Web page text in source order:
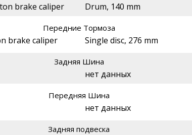
brake caliper Drum, 140 mm
Передние Тормоза
brake caliper Single disc, 276 mm
Задняя Шина
нет данных
Передняя Шина
нет данных
Задняя подвеска